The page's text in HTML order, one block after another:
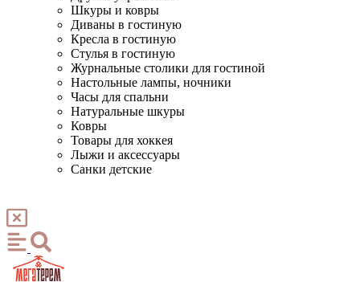
Шкуры и ковры
Диваны в гостиную
Кресла в гостиную
Стулья в гостиную
Журнальные столики для гостиной
Настольные лампы, ночники
Часы для спальни
Натуральные шкуры
Ковры
Товары для хоккея
Лыжи и аксессуары
Санки детские